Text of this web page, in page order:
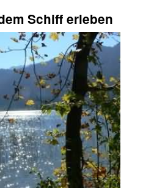
Schiff erleben